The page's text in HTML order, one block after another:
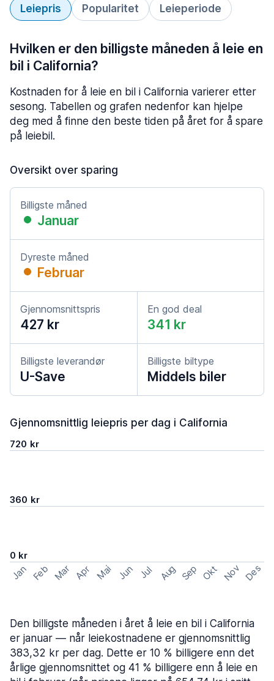
Leiepris Popularitet Leieperiode
Hvilken er den billigste måneden å leie en
bil i California?
Kostnaden for å leie en bil i California varierer etter
sesong. Tabellen og grafen nedenfor kan hjelpe
deg med å finne den beste tiden på året for å spare
på leiebil.
Oversikt over sparing
Billigste måned
Januar
Dyreste måned
Februar
Gjennomsnittspris
427 kr
En god deal
341 kr
Billigste leverandør
U-Save
Billigste biltype
Middels biler
Gjennomsnittlig leiepris per dag i California
720 kr
360 kr
0 kr
Jan Feb Mar Apr Mai Jun Jul Aug Sep Okt Nov Des
Den billigste måneden i året å leie en bil i California
er januar — når leiekostnadene er gjennomsnittlig
383,32 kr per dag. Dette er 10 % billigere enn det
årlige gjennomsnittet og 41 % billigere enn å leie en